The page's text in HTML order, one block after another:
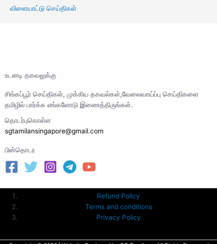
விளையாட்டு செய்திகள்
உடனடி தகவலுக்கு
சிங்கப்பூர் செய்திகள், முக்கிய தகவல்கள்,வேலைவாய்ப்பு செய்திகளை
தமிழில் பார்க்க எங்களோடு இணைத்திருங்கள்.
தொடர்புகொள்ள
sgtamilansingapore@gmail.com
பின்தொடர
Refund Policy
Terms and conditions
Privacy Policy